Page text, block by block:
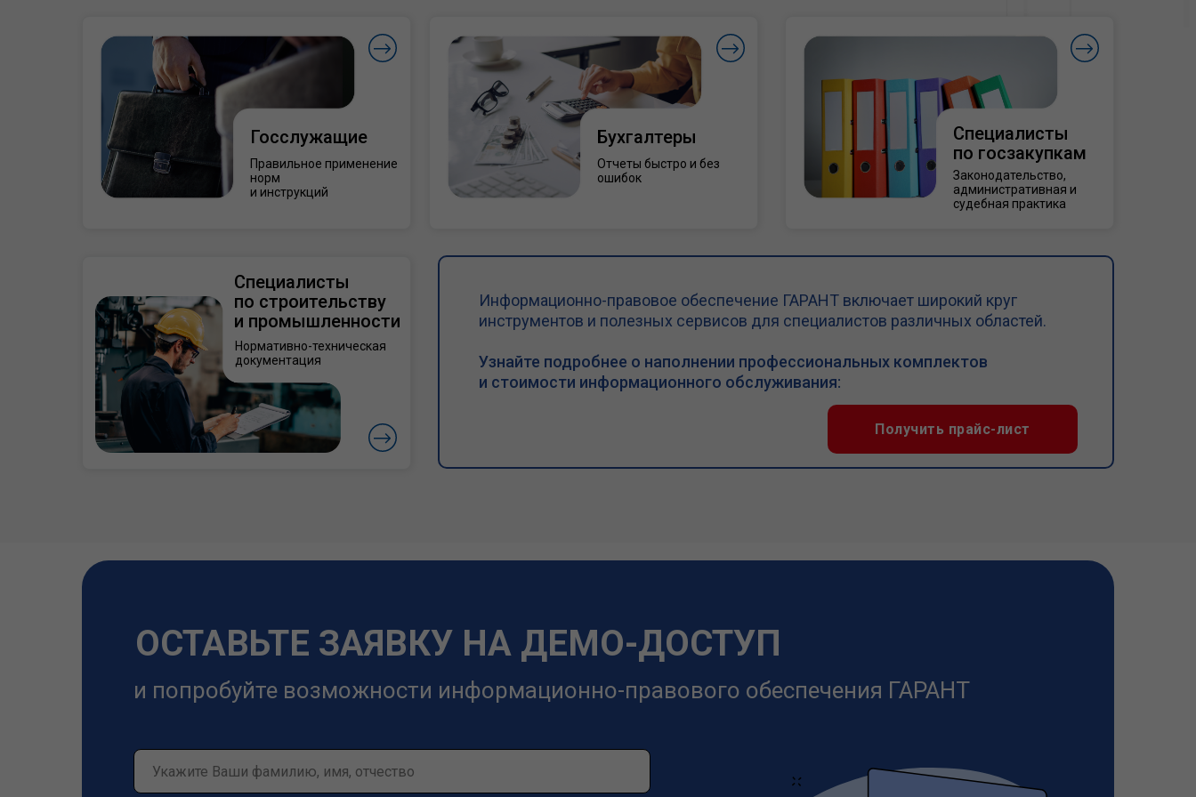
Госслужащие
Правильное применение
норм
и инструкций
Бухгалтеры
Отчеты быстро и без
ошибок
Специалисты
по госзакупкам
Законодательство,
административная и
судебная практика
Получить прайс-лист
Специалисты
по строительству
и промышленности
Нормативно-техническая
документация
Информационно-правовое обеспечение ГАРАНТ включает широкий круг
инструментов и полезных сервисов для специалистов различных областей.
Узнайте подробнее о наполнении профессиональных комплектов
и стоимости информационного обслуживания:
и попробуйте возможности информационно-правового обеспечения ГАРАНТ
ОСТАВЬТЕ ЗАЯВКУ НА ДЕМО-ДОСТУП